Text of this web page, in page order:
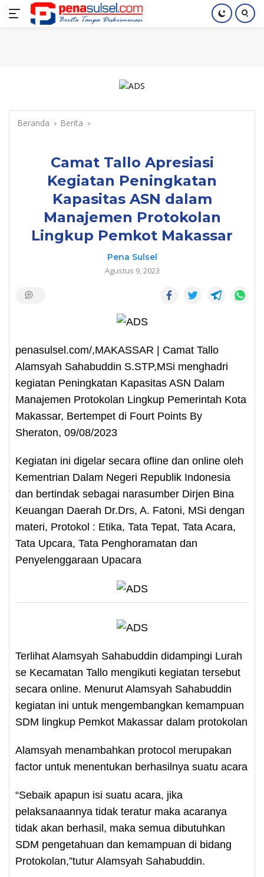
Langsung
Home Nasional Pendidikan Index
Beranda Berita
Camat Tallo Apresiasi
Kegiatan Peningkatan
Kapasitas ASN dalam
Manajemen Protokolan
Lingkup Pemkot Makassar
Pena Sulsel
Agustus 9, 2023
penasulsel.com/,MAKASSAR | Camat Tallo
Alamsyah Sahabuddin S.STP,MSi menghadri
kegiatan Peningkatan Kapasitas ASN Dalam
Manajemen Protokolan Lingkup Pemerintah Kota
Makassar, Bertempet di Fourt Points By
Sheraton, 09/08/2023
Kegiatan ini digelar secara ofline dan online oleh
Kementrian Dalam Negeri Republik Indonesia
dan bertindak sebagai narasumber Dirjen Bina
Keuangan Daerah Dr.Drs, A. Fatoni, MSi dengan
materi, Protokol : Etika, Tata Tepat, Tata Acara,
Tata Upcara, Tata Penghoramatan dan
Penyelenggaraan Upacara
Terlihat Alamsyah Sahabuddin didampingi Lurah
se Kecamatan Tallo mengikuti kegiatan tersebut
secara online. Menurut Alamsyah Sahabuddin
kegiatan ini untuk mengembangkan kemampuan
SDM lingkup Pemkot Makassar dalam protokolan
Alamsyah menambahkan protocol merupakan
factor untuk menentukan berhasilnya suatu acara
“Sebaik apapun isi suatu acara, jika
pelaksanaannya tidak teratur maka acaranya
tidak akan berhasil, maka semua dibutuhkan
SDM pengetahuan dan kemampuan di bidang
Protokolan,”tutur Alamsyah Sahabuddin.